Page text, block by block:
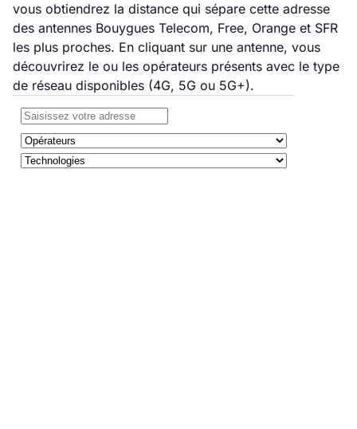
vous obtiendrez la distance qui sépare cette adresse
des antennes Bouygues Telecom, Free, Orange et SFR
les plus proches. En cliquant sur une antenne, vous
découvrirez le ou les opérateurs présents avec le type
de réseau disponibles (4G, 5G ou 5G+).